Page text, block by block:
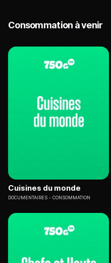
Consommation à venir
Cuisines du monde
DOCUMENTAIRES CONSOMMATION